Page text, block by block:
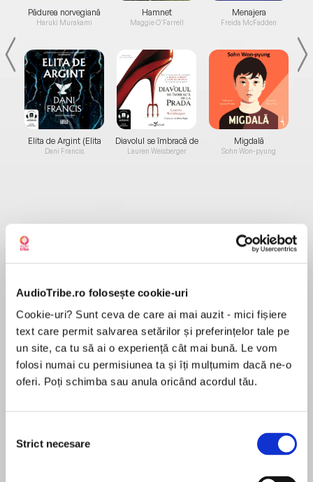
AudioTribe.ro folosește cookie-uri
Cookie-uri? Sunt ceva de care ai mai auzit - mici fișiere
text care permit salvarea setărilor și preferințelor tale pe
un site, ca tu să ai o experiență cât mai bună. Le vom
folosi numai cu permisiunea ta și îți mulțumim dacă ne-o
oferi. Poți schimba sau anula oricând acordul tău.
consimțământului
Strict necesare
Pădurea norvegiană
Haruki Murakami
Elita de Argint (Elita
de...
Dani Francis
Hamnet
Maggie O'Farrell
Diavolul se îmbracă de
la...
Lauren Weisberger
Menajera
Freida McFadden
Migdală
Sohn Won-pyung
Desprecarte
These irresistible ranchers are guaranteed to
Rule number one for Bailey Westmoreland:
Never fall for a man who would take her away
from her tight-knit family’s Colorado home. So
why is she following rancher Walker Rafferty all
there, it’s only right to stay and help him when
MAI MULT
În acest moment nu există recenzii
pentru această carte